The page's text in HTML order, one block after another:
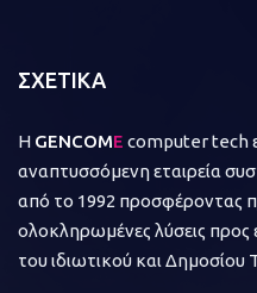
ΣΧΕΤΙΚΑ
Η GENCOME computer tech
αναπτυσσόμενη εταιρεία
από το 1992 προσφέροντας
ολοκληρωμένες λύσεις προς
του ιδιωτικού και Δημοσίου